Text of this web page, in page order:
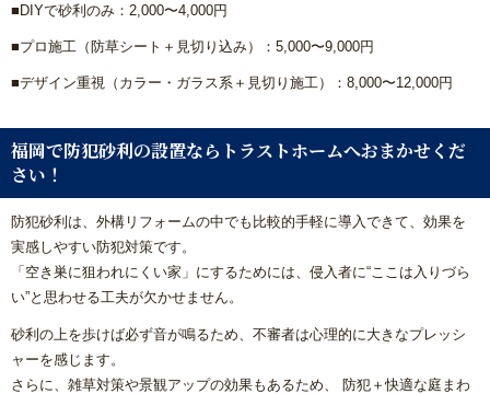
■DIYで砂利のみ：2,000〜4,000円
■プロ施工（防草シート＋見切り込み）：5,000〜9,000円
■デザイン重視（カラー・ガラス系＋見切り施工）：8,000〜12,000円
福岡で防犯砂利の設置ならトラストホームへおまかせくだ
さい！
防犯砂利は、外構リフォームの中でも比較的手軽に導入できて、効果を
実感しやすい防犯対策です。
「空き巣に狙われにくい家」にするためには、侵入者に“ここは入りづら
い”と思わせる工夫が欠かせません。
砂利の上を歩けば必ず音が鳴るため、不審者は心理的に大きなプレッシ
ャーを感じます。
さらに、雑草対策や景観アップの効果もあるため、 防犯＋快適な庭まわ